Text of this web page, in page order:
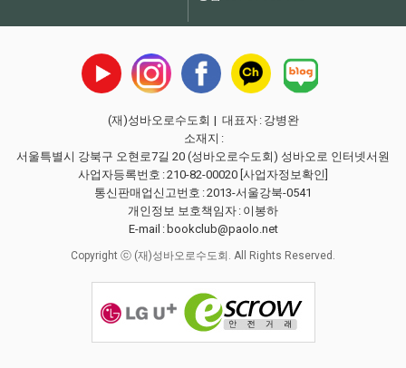
(재)성바오로수도회 | 대표자 : 강병완
소재지 :
서울특별시 강북구 오현로7길 20 (성바오로수도회) 성바오로 인터넷서원
사업자등록번호 :210-82-00020 [사업자정보확인]
통신판매업신고번호 :2013-서울강북-0541
개인정보 보호책임자 : 이봉하
E-mail : bookclub@paolo.net
Copyright ⓒ (재)성바오로수도회. All Rights Reserved.